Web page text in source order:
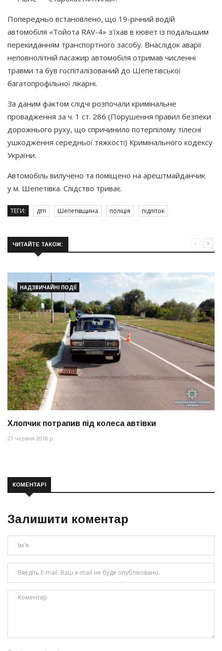
Попередньо встановлено, що 19-річний водій
автомобіля «Тойота RAV-4» з'їхав в кювет із подальшим
перекиданням транспортного засобу. Внаслідок аварії
неповнолітній пасажир автомобіля отримав численні
травми та був госпіталізований до Шепетівської
багатопрофільної лікарні.
За даним фактом слідчі розпочали кримінальне
провадження за ч. 1 ст. 286 (Порушення правил безпеки
дорожнього руху, що спричинило потерпілому тілесні
ушкодження середньої тяжкості) Кримінального кодексу
України.
Автомобіль вилучено та поміщено на арештмайданчик
у м. Шепетівка. Слідство триває.
ТЕГИ: дтп Шепетівщина поліція підліток
ЧИТАЙТЕ ТАКОЖ:
НАДЗВИЧАЙНІ ПОДІЇ
Хлопчик потрапив під колеса автівки
21 червня 2018 р.
КОМЕНТАРІ
Залишити коментар